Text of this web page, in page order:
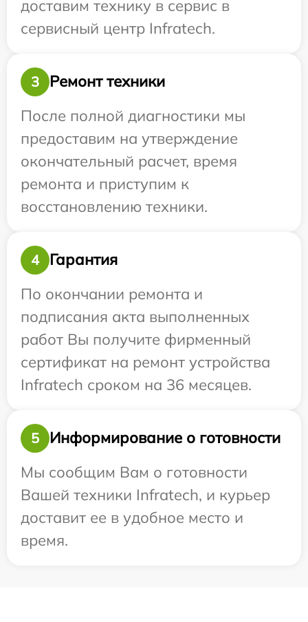
доставим технику в сервис в
сервисный центр Infratech.
3
Ремонт техники
После полной диагностики мы
предоставим на утверждение
окончательный расчет, время
ремонта и приступим к
восстановлению техники.
4
Гарантия
По окончании ремонта и
подписания акта выполненных
работ Вы получите фирменный
сертификат на ремонт устройства
Infratech сроком на 36 месяцев.
5
Информирование о готовности
Мы сообщим Вам о готовности
Вашей техники Infratech, и курьер
доставит ее в удобное место и
время.